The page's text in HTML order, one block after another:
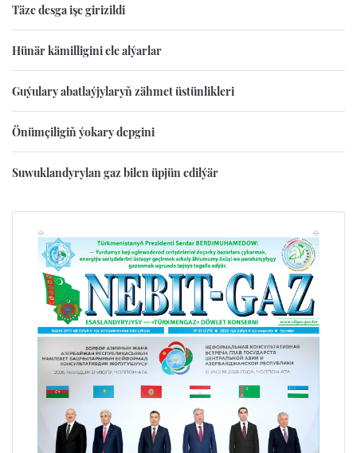
Täze desga işe girizildi
Hünär kämilligini ele alýarlar
Guýulary abatlaýjylaryň zähmet üstünlikleri
Önümçiligiň ýokary depgini
Suwuklandyrylan gaz bilen üpjün edilýär